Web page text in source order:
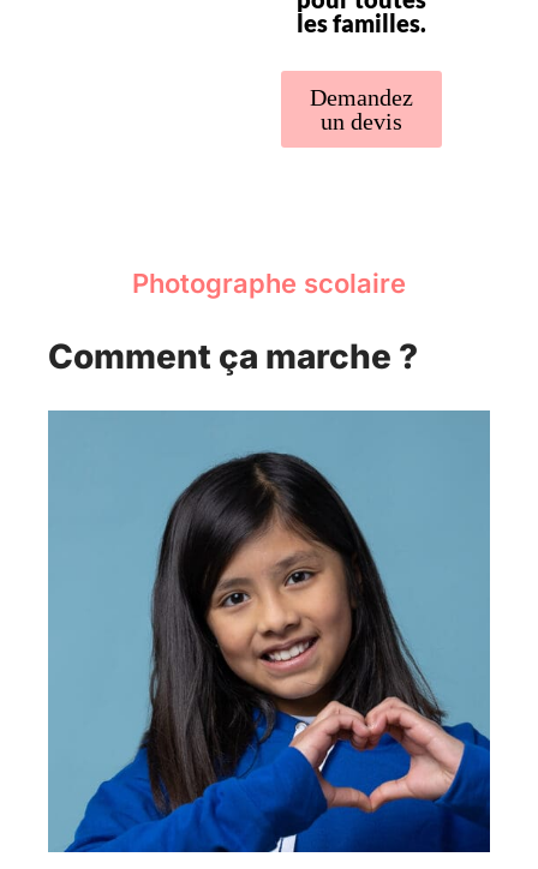
les familles.
Demandez
un devis
Photographe scolaire
Comment ça marche ?